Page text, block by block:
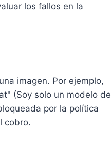
los fallos en la
imagen. Por ejemplo,
(Soy solo un modelo de
por la política
cobro.